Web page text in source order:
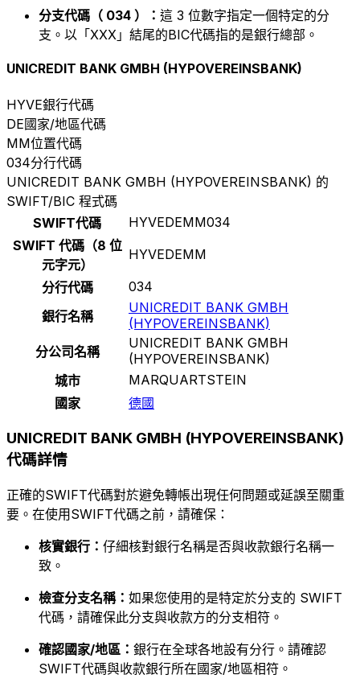
分支代碼（ 034 ）： 這 3 位數字指定一個特定的分
支。以「XXX」結尾的BIC代碼指的是銀行總部。
UNICREDIT BANK GMBH (HYPOVEREINSBANK)
HYVE銀行代碼
DE國家/地區代碼
MM位置代碼
034分行代碼
UNICREDIT BANK GMBH (HYPOVEREINSBANK) 的
SWIFT/BIC 程式碼
SWIFT代碼
HYVEDEMM034
SWIFT 代碼（8 位
元字元）
HYVEDEMM
分行代碼
034
銀行名稱
UNICREDIT BANK GMBH
(HYPOVEREINSBANK)
分公司名稱
UNICREDIT BANK GMBH
(HYPOVEREINSBANK)
城市
MARQUARTSTEIN
國家
德國
UNICREDIT BANK GMBH (HYPOVEREINSBANK)
代碼詳情
正確的SWIFT代碼對於避免轉帳出現任何問題或延誤至關重
要。在使用SWIFT代碼之前，請確保：
核實銀行： 仔細核對銀行名稱是否與收款銀行名稱一
致。
檢查分支名稱： 如果您使用的是特定於分支的 SWIFT
代碼，請確保此分支與收款方的分支相符。
確認國家/地區： 銀行在全球各地設有分行。請確認
SWIFT代碼與收款銀行所在國家/地區相符。